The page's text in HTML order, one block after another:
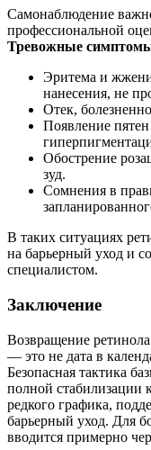
Самонаблюдение
профессиональной
Тревожные
Эритема и
нанесения, не
Отек,
Появление
Обострение
зуд.
Сомнения в
В таких ситуациях
на барьерный уход и
специалистом.
Заключение
Возвращение
— это не дата в
Безопасная тактика
полной стабилизации
редкого графика,
барьерный уход. Для
вводится примерно